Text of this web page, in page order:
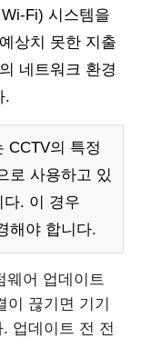
Fi) 시스템을
상치 못한 지출
네트워크 환경
.
CCTV의 특정
로 사용하고 있
. 이 경우
해야 합니다.
웨어 업데이트
이 끊기면 기기
업데이트 전 전